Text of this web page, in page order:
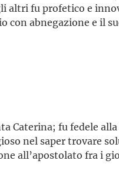
altri fu profetico e
con abnegazione e il
Caterina; fu fedele
nel saper trovare
all’apostolato fra i